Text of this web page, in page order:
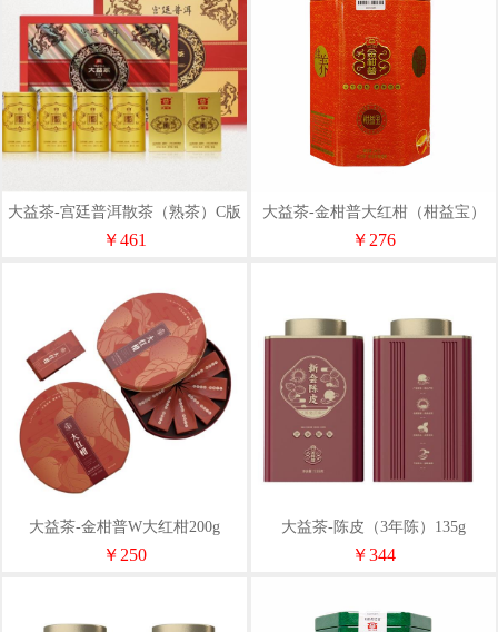
大益茶-宫廷普洱散茶（熟茶）C版
300g
￥461
大益茶-金柑普大红柑（柑益宝）
260g
￥276
大益茶-金柑普W大红柑200g
￥250
大益茶-陈皮（3年陈）135g
￥344